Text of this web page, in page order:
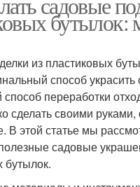
бутылок:
из пластиковых
способ украсить
способ переработки
сделать своими
В этой статье мы
садовые
бутылок.